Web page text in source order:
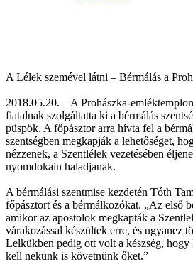
A Lélek szemével látni – Bérmálás a
2018.05.20. – A Prohászka-
fiatalnak szolgáltatta ki a bérmálás
püspök. A főpásztor arra hívta fel a
szentségben megkapják a lehetőséget,
nézzenek, a Szentlélek vezetésében
nyomdokain haladjanak.
A bérmálási szentmise kezdetén Tóth
főpásztort és a bérmálkozókat. „Az első
amikor az apostolok megkapták a
várakozással készültek erre, és ugyanez
Lelkükben pedig ott volt a készség, hogy
kell nekünk is követnünk őket.”